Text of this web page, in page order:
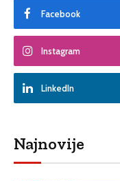
Facebook
Instagram
LinkedIn
Najnovije